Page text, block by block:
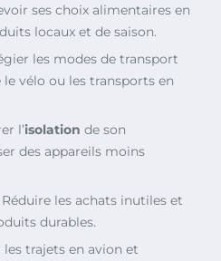
ses choix alimentaires en
locaux et de saison.
les modes de transport
vélo ou les transports en
l’isolation de son
des appareils moins
Réduire les achats inutiles et
durables.
trajets en avion et